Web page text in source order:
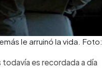
le arruinó la vida. Foto:
todavía es recordada a día